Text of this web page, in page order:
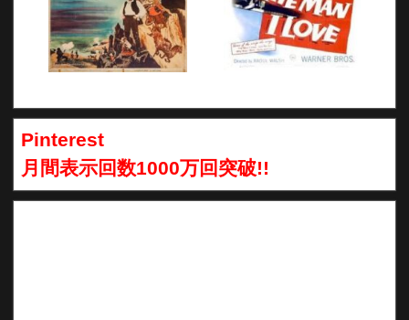
Pinterest
月間表示回数1000万回突破!!